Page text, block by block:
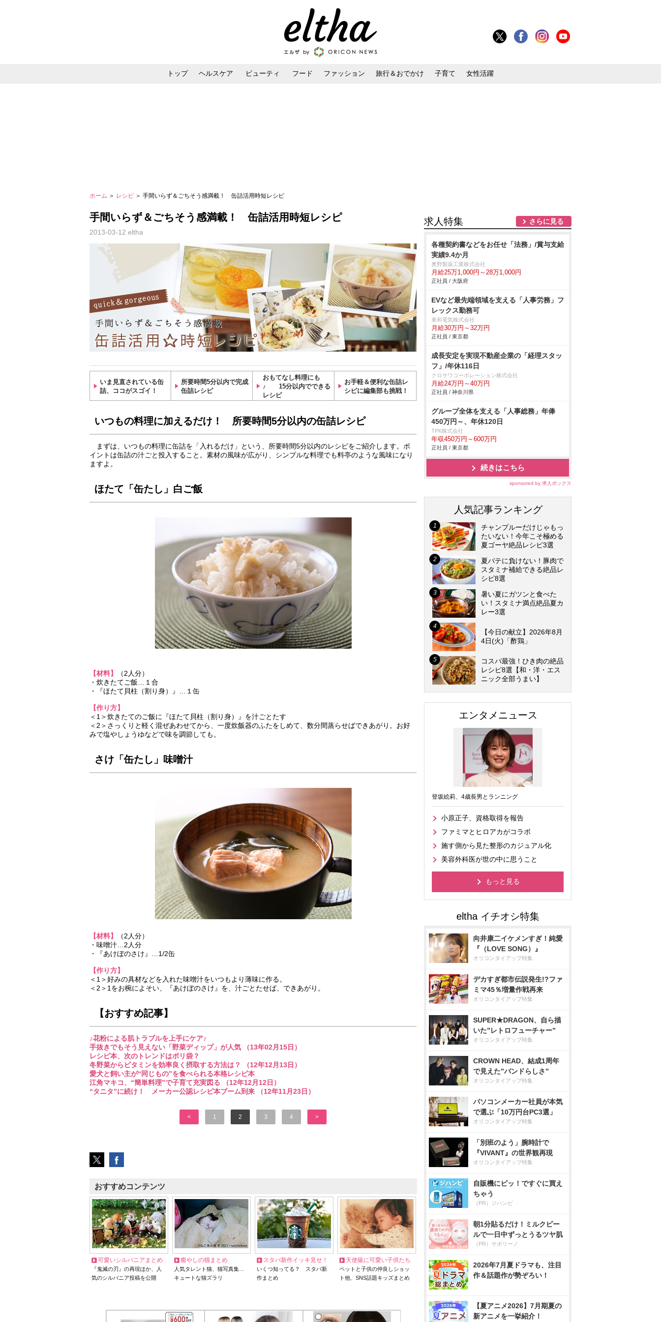
トップ ヘルスケア ビューティ フード ファッション 旅行＆おでかけ 子育て 女性活躍
ホーム ＞ レシピ ＞ 手間いらず＆ごちそう感満載！ 缶詰活用時短レシピ
手間いらず＆ごちそう感満載！ 缶詰活用時短レシピ
2013-03-12 eltha
いま見直されている缶
詰、ココがスゴイ！
所要時間5分以内で完成
缶詰レシピ
おもてなし料理にも
♪ 15分以内でできる
レシピ
お手軽＆便利な缶詰レ
シピに編集部も挑戦！
いつもの料理に加えるだけ！ 所要時間5分以内の缶詰レシピ
まずは、いつもの料理に缶詰を「入れるだけ」という、所要時間5分以内のレシピをご紹介します。ポ
イントは缶詰の汁ごと投入すること。素材の風味が広がり、シンプルな料理でも料亭のような風味になり
ますよ。
ほたて「缶たし」白ご飯
【材料】
（2人分）
・炊きたてご飯…１合
・『ほたて貝柱（割り身）』…１缶
【作り方】
＜1＞炊きたてのご飯に『ほたて貝柱（割り身）』を汁ごとたす
＜2＞さっくりと軽く混ぜあわせてから、一度炊飯器のふたをしめて、数分間蒸らせばできあがり。お好
みで塩やしょうゆなどで味を調節しても。
さけ「缶たし」味噌汁
【材料】
（2人分）
・味噌汁…2人分
・『あけぼのさけ』…1/2缶
【作り方】
＜1＞好みの具材などを入れた味噌汁をいつもより薄味に作る。
＜2＞1をお椀によそい、『あけぼのさけ』を、汁ごとたせば、できあがり。
【おすすめ記事】
♪花粉による肌トラブルを上手にケア♪
手抜きでもそう見えない「野菜ディップ」が人気 （13年02月15日）
レシピ本、次のトレンドはポリ袋？
冬野菜からビタミンを効率良く摂取する方法は？ （12年12月13日）
愛犬と飼い主が“同じもの”を食べられる本格レシピ本
江角マキコ、“簡単料理”で子育て充実図る （12年12月12日）
“タニタ”に続け！ メーカー公認レシピ本ブーム到来 （12年11月23日）
< 1 2 3 4 >
おすすめコンテンツ
可愛いシルバニアまとめ
『鬼滅の刃』の再現ほか、人
気のシルバニア投稿を公開
癒やしの猫まとめ
人気タレント猫、猫写真集…
キュートな猫ズラリ
スタバ新作イッキ見せ！
いくつ知ってる？ スタバ新
作まとめ
天使級に可愛い子供たち
ペットと子供の仲良しショッ
ト他、SNS話題キッズまとめ
求人特集 さらに見る
各種契約書などをお任せ「法務」/賞与支給
実績9.4か月
奥野製薬工業株式会社
月給25万1,000円～28万1,000円
正社員 / 大阪府
EVなど最先端領域を支える「人事労務」フ
レックス勤務可
東和電気株式会社
月給30万円～32万円
正社員 / 東京都
成長安定を実現不動産企業の「経理スタッ
フ」/年休116日
クロサワコーポレーション株式会社
月給24万円～40万円
正社員 / 神奈川県
グループ全体を支える「人事総務」年俸
450万円～、年休120日
TPK株式会社
年収450万円～600万円
正社員 / 東京都
続きはこちら
sponsored by 求人ボックス
人気記事ランキング
チャンプルーだけじゃもっ
たいない！今年こそ極める
夏ゴーヤ絶品レシピ3選
夏バテに負けない！豚肉で
スタミナ補給できる絶品レ
シピ8選
暑い夏にガツンと食べた
い！スタミナ満点絶品夏カ
レー3選
【今日の献立】2026年8月
4日(火)「酢鶏」
コスパ最強！ひき肉の絶品
レシピ8選【和・洋・エス
ニック全部うまい】
エンタメニュース
登坂絵莉、4歳長男とランニング
小原正子、資格取得を報告
ファミマとヒロアカがコラボ
施す側から見た整形のカジュアル化
美容外科医が世の中に思うこと
もっと見る
向井康二イケメンすぎ！純愛
『（LOVE SONG）』
オリコンタイアップ特集
デカすぎ都市伝説発生!?ファ
ミマ45％増量作戦再来
オリコンタイアップ特集
SUPER★DRAGON、自ら描
いた”レトロフューチャー”
オリコンタイアップ特集
CROWN HEAD、結成1周年
で見えた”バンドらしさ”
オリコンタイアップ特集
パソコンメーカー社員が本気
で選ぶ「10万円台PC3選」
オリコンタイアップ特集
「別班のよう」腕時計で
『VIVANT』の世界観再現
オリコンタイアップ特集
自販機にピッ！ですぐに買え
ちゃう
（PR）ジハンピ
朝1分貼るだけ！ミルクピー
ルで一日中ずっとうるツヤ肌
（PR）サボリーノ
2026年7月夏ドラマも、注目
作＆話題作が勢ぞろい！
【夏アニメ2026】7月期夏の
新アニメを一挙紹介！